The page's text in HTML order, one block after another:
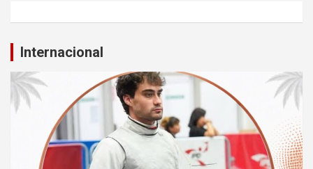
Internacional